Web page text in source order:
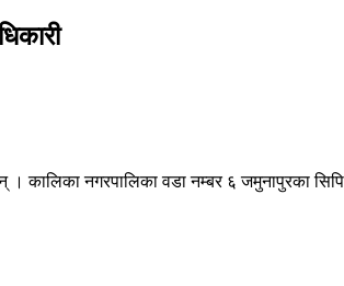
कालिका नगरपालिका वडा नम्बर ६ जमुनापुरका